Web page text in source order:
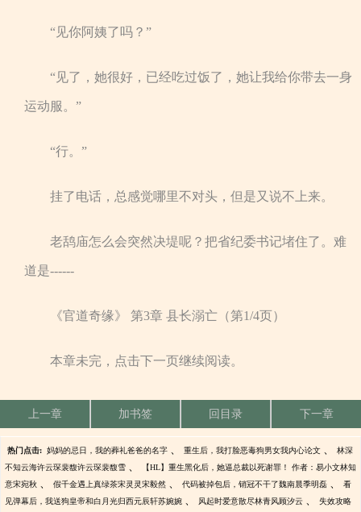
“见你阿姨了吗？”
“见了，她很好，已经吃过饭了，她让我给你带去一身
运动服。”
“行。”
挂了电话，总感觉哪里不对头，但是又说不上来。
老鸹庙怎么会突然决堤呢？把省纪委书记堵住了。难
道是------
《官道奇缘》 第3章 县长溺亡（第1/4页）
本章未完，点击下一页继续阅读。
上一章 加书签 回目录 下一章
热门点击: 妈妈的忌日，我的葬礼爸爸的名字 、 重生后，我打脸恶毒狗男女我内心论文 、 林深
不知云海许云琛裴馥许云琛裴馥雪 、 【HL】重生黑化后，她逼总裁以死谢罪！ 作者：易小文林知
意宋宛秋 、 假千金遇上真绿茶宋灵灵宋毅然 、 代码被掉包后，销冠不干了魏南晨季明磊 、 看
见弹幕后，我送狗皇帝和白月光归西元辰轩苏婉婉 、 风起时爱意散尽林青风顾汐云 、 失效攻略